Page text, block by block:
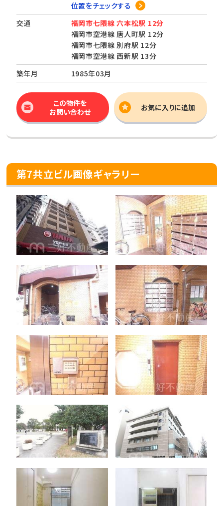
位置をチェックする
交通
福岡市七隈線 六本松駅 12分
福岡市空港線 唐人町駅 12分
福岡市七隈線 別府駅 12分
福岡市空港線 西新駅 13分
築年月
1985年03月
この物件を
お問い合わせ
お気に入りに追加
第7共立ビル画像ギャラリー